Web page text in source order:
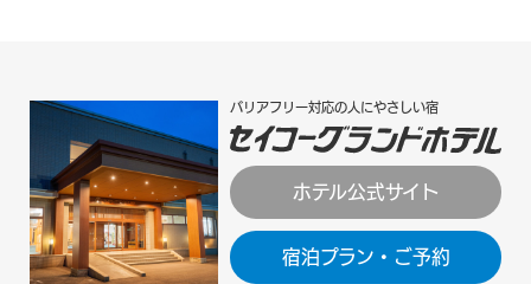
バリアフリー対応の人にやさしい宿
ホテル公式サイト
宿泊プラン・ご予約